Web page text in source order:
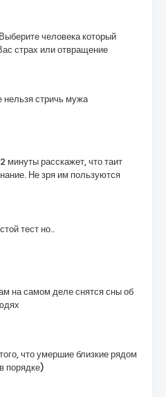
человека который
страх или отвращение
стричь мужа
минуты расскажет, что таит
Не зря им пользуются
тест но..
на самом деле снятся сны об
что умершие близкие рядом
порядке)